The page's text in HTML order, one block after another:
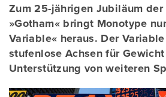
Zum 25-jährigen Jubiläum
»Gotham« bringt Monotype
Variable« heraus. Der
stufenlose Achsen für
Unterstützung von weiteren